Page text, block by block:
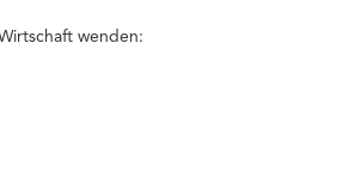
wenden: